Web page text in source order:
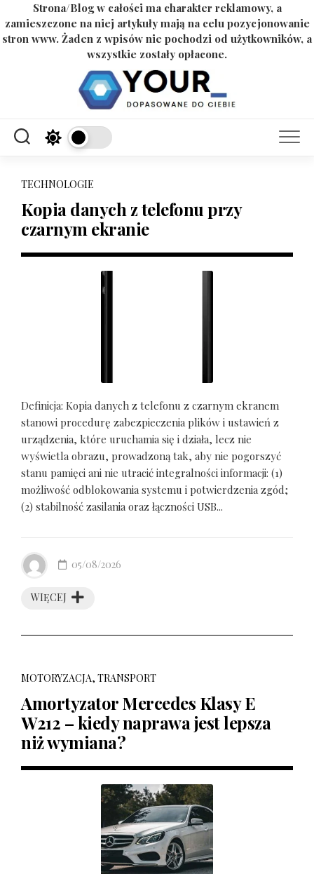
Strona/Blog w całości ma charakter reklamowy, a
zamieszczone na niej artykuły mają na celu pozycjonowanie
stron www. Żaden z wpisów nie pochodzi od użytkowników, a
wszystkie zostały opłacone.
TECHNOLOGIE
Kopia danych z telefonu przy
czarnym ekranie
Definicja: Kopia danych z telefonu z czarnym ekranem
stanowi procedurę zabezpieczenia plików i ustawień z
urządzenia, które uruchamia się i działa, lecz nie
wyświetla obrazu, prowadzoną tak, aby nie pogorszyć
stanu pamięci ani nie utracić integralności informacji: (1)
możliwość odblokowania systemu i potwierdzenia zgód;
(2) stabilność zasilania oraz łączności USB...
WIĘCEJ
05/08/2026
MOTORYZACJA, TRANSPORT
Amortyzator Mercedes Klasy E
W212 – kiedy naprawa jest lepsza
niż wymiana?